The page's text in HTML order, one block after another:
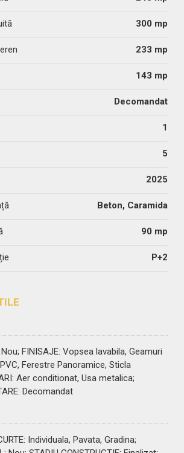
300 mp
233 mp
143 mp
Decomandat
1
5
2025
Beton, Caramida
90 mp
P+2
FINISAJE: Vopsea lavabila, Geamuri
Ferestre Panoramice, Sticla
: Aer conditionat, Usa metalica;
: Decomandat
: Individuala, Pavata, Gradina;